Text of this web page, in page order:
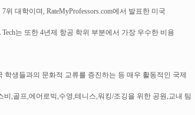
대학이며, RateMyProfessors.com에서 발표한 미국
는 또한 4년제 항공 학위 부분에서 가장 우수한 비용
생들과의 문화적 교류를 증진하는 등 매우 활동적인 국제
,골프,에어로빅,수영,테니스,워킹/조깅을 위한 공원,교내 팀